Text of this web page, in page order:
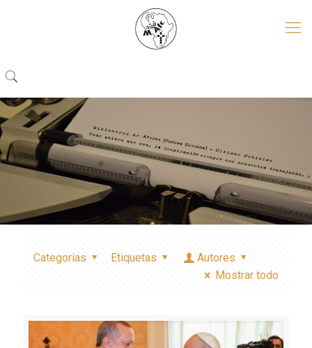
Categorias Etiquetas
Autores
Mostrar todo